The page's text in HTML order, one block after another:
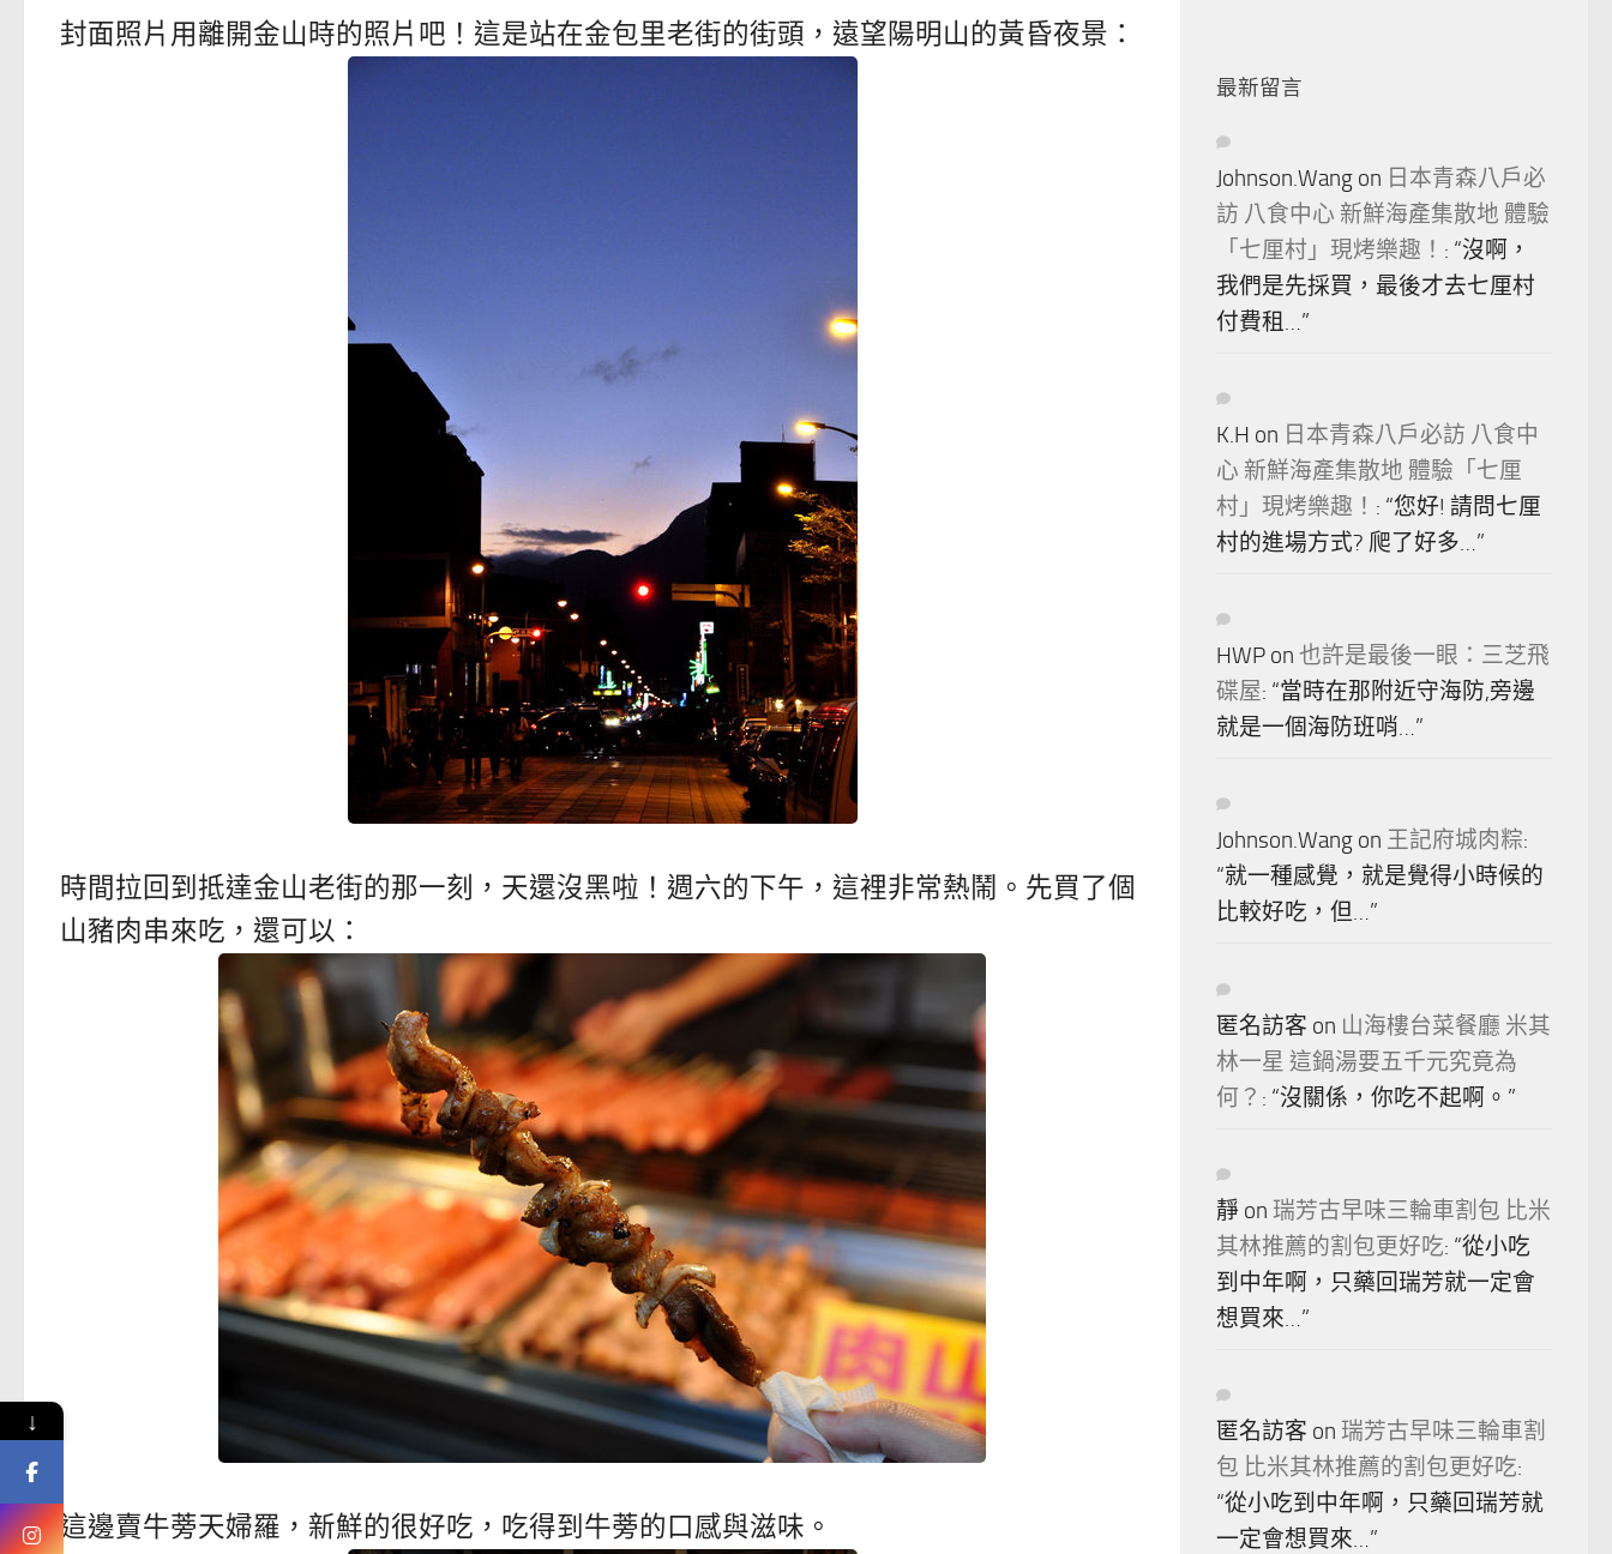
封面照片用離開金山時的照片吧！這是站在金包里老街的街頭，遠望陽明山的黃昏夜景：
時間拉回到抵達金山老街的那一刻，天還沒黑啦！週六的下午，這裡非常熱鬧。先買了個
山豬肉串來吃，還可以：
這邊賣牛蒡天婦羅，新鮮的很好吃，吃得到牛蒡的口感與滋味。
最新留言
Johnson.Wang on 日本青森八戶必
訪 八食中心 新鮮海產集散地 體驗
「七厘村」現烤樂趣！ : “沒啊，
我們是先採買，最後才去七厘村
付費租…”
K.H on 日本青森八戶必訪 八食中
心 新鮮海產集散地 體驗「七厘
村」現烤樂趣！ : “您好! 請問七厘
村的進場方式? 爬了好多…”
HWP on 也許是最後一眼：三芝飛
碟屋: “當時在那附近守海防,旁邊
就是一個海防班哨…”
Johnson.Wang on 王記府城肉粽:
“就一種感覺，就是覺得小時候的
比較好吃，但…”
匿名訪客 on 山海樓台菜餐廳 米其
林一星 這鍋湯要五千元究竟為
何？ : “沒關係，你吃不起啊。 ”
靜 on 瑞芳古早味三輪車割包 比米
其林推薦的割包更好吃: “從小吃
到中年啊，只藥回瑞芳就一定會
想買來…”
匿名訪客 on 瑞芳古早味三輪車割
包 比米其林推薦的割包更好吃:
“從小吃到中年啊，只藥回瑞芳就
一定會想買來…”
↓